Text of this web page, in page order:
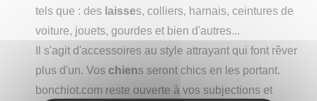
tels que : des laisses, colliers, harnais, ceintures de
voiture, jouets, gourdes et bien d'autres...
Il s'agit d'accessoires au style attrayant qui font rêver
plus d'un. Voschiens seront chics en les portant.
bonchiot.com reste ouverte à vos subjections et